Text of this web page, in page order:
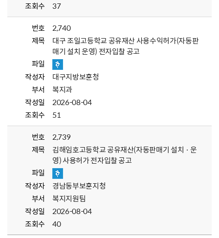
조회수
37
번호
2,740
제목
대구 조일고등학교 공유재산 사용수익허가(자동판
매기 설치 운영) 전자입찰 공고
파일
작성자
대구지방보훈청
부서
복지과
작성일
2026-08-04
조회수
51
번호
2,739
제목
김해임호고등학교 공유재산(자동판매기 설치 · 운
영) 사용허가 전자입찰 공고
파일
작성자
경남동부보훈지청
부서
복지지원팀
작성일
2026-08-04
조회수
40